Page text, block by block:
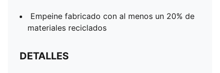
Empeine fabricado con al menos un 20% de
materiales reciclados
DETALLES